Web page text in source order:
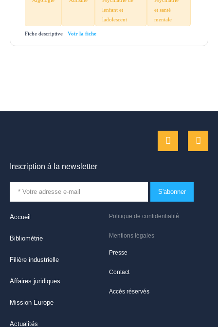
lenfant et
ladolescent
et santé
mentale
Fiche descriptive
Politique de confidentialité
Mentions légales
Presse
Contact
Accès réservés
Accueil
Bibliométrie
Filière industrielle
Affaires juridiques
Mission Europe
Actualités
Inscription à la newsletter
S'abonner